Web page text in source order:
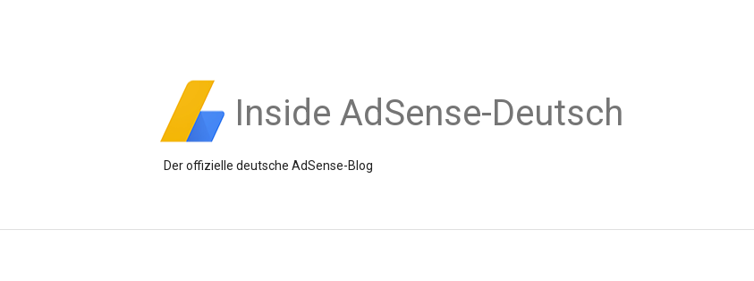
Inside AdSense-Deutsch
Der offizielle deutsche AdSense-Blog